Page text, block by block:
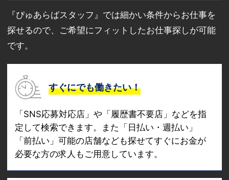
『ぴゅあらばスタッフ』では細かい条件からお仕事を
探せるので、ご希望にフィットしたお仕事探しが可能
です。
すぐにでも働きたい！
「SNS応募対応店」や「履歴書不要店」などを指
定して検索できます。また「日払い・週払い」
「前払い」可能の店舗なども探せてすぐにお金が
必要な方の求人もご用意しています。